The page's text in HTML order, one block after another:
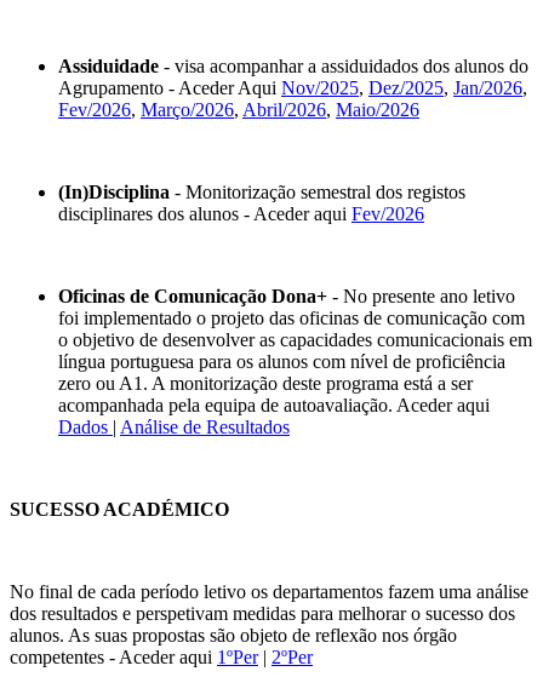
Assiduidade - visa acompanhar a assiduidados dos alunos do
Agrupamento - Aceder Aqui Nov/2025, Dez/2025, Jan/2026,
Fev/2026, Março/2026, Abril/2026, Maio/2026
(In)Disciplina - Monitorização semestral dos registos
disciplinares dos alunos - Aceder aqui Fev/2026
Oficinas de Comunicação Dona+ - No presente ano letivo
foi implementado o projeto das oficinas de comunicação com
o objetivo de desenvolver as capacidades comunicacionais em
língua portuguesa para os alunos com nível de proficiência
zero ou A1. A monitorização deste programa está a ser
acompanhada pela equipa de autoavaliação. Aceder aqui
Dados | Análise de Resultados
SUCESSO ACADÉMICO
No final de cada período letivo os departamentos fazem uma análise
dos resultados e perspetivam medidas para melhorar o sucesso dos
alunos. As suas propostas são objeto de reflexão nos órgão
competentes - Aceder aqui 1ºPer| 2ºPer